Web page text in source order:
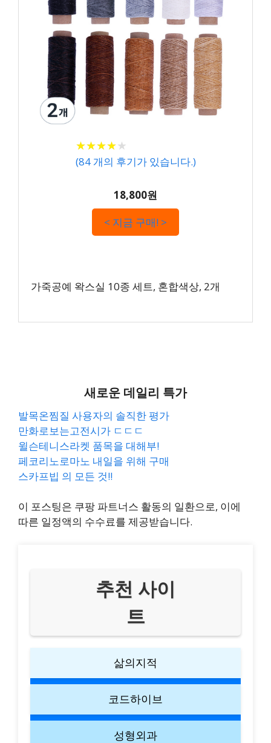
★★★★★
★★★★★
(84개의 후기가 있습니다.)
18,800원
< 지금 구매! >
가죽공예 왁스실 10종 세트, 혼합색상, 2개
새로운 데일리 특가
발목온찜질 사용자의 솔직한 평가
만화로보는고전시가 ㄷㄷㄷ
윌슨테니스라켓 품목을 대해부!
페코리노로마노 내일을 위해 구매
스카프빕 의 모든 것!!
이 포스팅은 쿠팡 파트너스 활동의 일환으로, 이에
따른 일정액의 수수료를 제공받습니다.
추천 사이
트
삶의지적
코드하이브
성형외과